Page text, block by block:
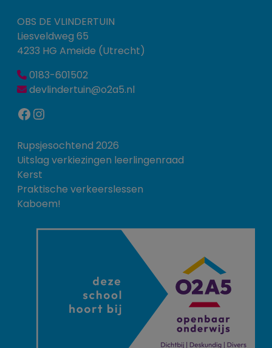
OBS DE VLINDERTUIN
Liesveldweg 65
4233 HG Ameide (Utrecht)
0183-601502
devlindertuin@o2a5.nl
Facebook Instagram
Rupsjesochtend 2026
Uitslag verkiezingen leerlingenraad
Kerst
Praktische verkeerslessen
Kaboem!